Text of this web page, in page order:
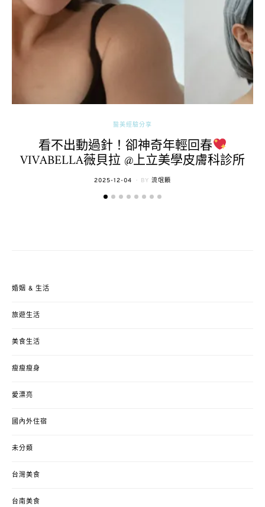
醫美經驗分享
看不出動過針！卻神奇年輕回春
VIVABELLA薇貝拉 @上立美學皮膚科診所
POSTED
2025-12-04 BY 流氓顆
婚姻 & 生活
旅遊生活
美食生活
瘦瘦瘦身
愛漂亮
國內外住宿
未分類
台灣美食
台南美食